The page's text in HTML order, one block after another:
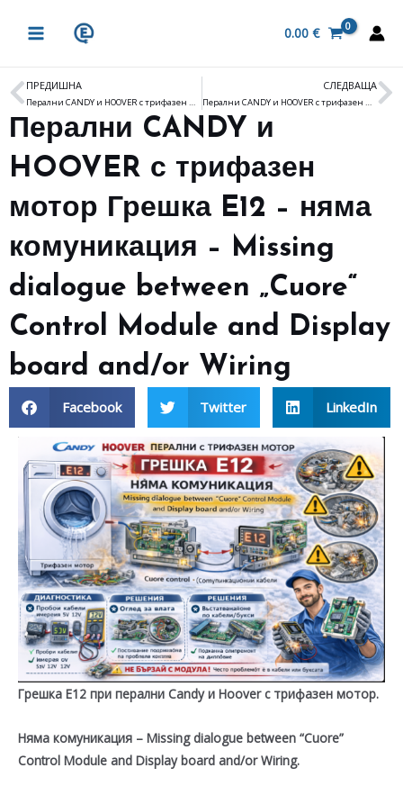
MENU
0.00 €
Prev
ПРЕДИШНА
Перални CANDY и HOOVER с трифазен мотор Грешка E09 – неизправен симистор – Defective „Cuore“ Control Module (damaged Motor’s TRIAC) and/or Wiring
СЛЕДВАЩА
Перални CANDY и HOOVER с трифазен мотор Грешка E14 – MDL – неизправен модул – Defective „Cuore“ Control Module and/or Wiring
Перални CANDY и
HOOVER с трифазен
мотор Грешка E12 – няма
комуникация – Missing
dialogue between „Cuore“
Control Module and Display
board and/or Wiring
Facebook Twitter LinkedIn
Грешка E12 при перални Candyи Hooverс трифазен мотор.
Няма комуникация – Missing dialogue between “Cuore”
Control Module and Display board and/or Wiring.